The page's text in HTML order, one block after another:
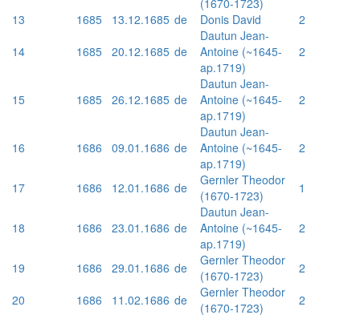
13
1685 13.12.1685 de Donis David
2
14
1685 20.12.1685 de
Dautun Jean-
Antoine (~1645-
ap.1719)
2
15 1685 26.12.1685 de
Dautun Jean-
Antoine (~1645-
ap.1719)
2
16 1686 09.01.1686 de
Dautun Jean-
Antoine (~1645-
ap.1719)
2
17 1686 12.01.1686 de
Gernler Theodor
(1670-1723)
1
18 1686 23.01.1686 de
Dautun Jean-
Antoine (~1645-
ap.1719)
2
19 1686 29.01.1686 de
Gernler Theodor
(1670-1723)
2
20
1686 11.02.1686 de
Gernler Theodor
(1670-1723)
2